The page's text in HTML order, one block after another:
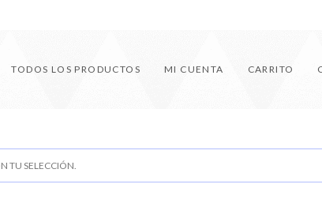
TODOS LOS PRODUCTOS MI CUENTA CARRITO
TU SELECCIÓN.